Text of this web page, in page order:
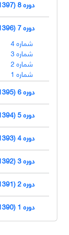
دوره 8 (1397)
دوره 7 (1396)
شماره 4
شماره 3
شماره 2
شماره 1
دوره 6 (1395)
دوره 5 (1394)
دوره 4 (1393)
دوره 3 (1392)
دوره 2 (1391)
دوره 1 (1390)